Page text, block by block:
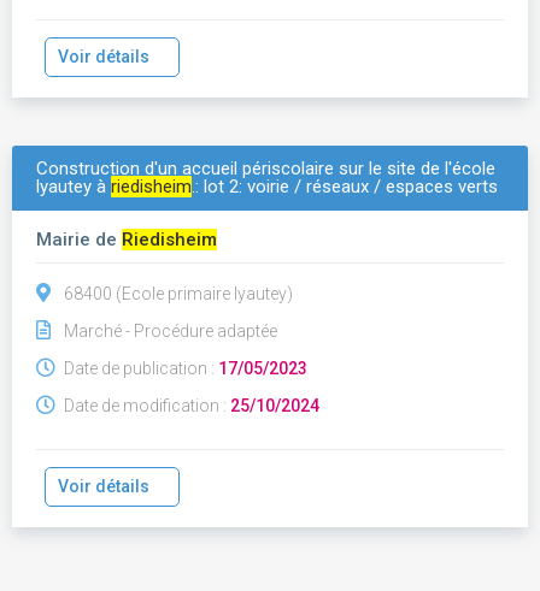
Voir détails
Construction d'un accueil périscolaire sur le site de l'école
lyautey à riedisheim.: lot 2: voirie / réseaux / espaces verts
Mairie de Riedisheim
68400 (Ecole primaire lyautey)
Marché - Procédure adaptée
Date de publication : 17/05/2023
Date de modification : 25/10/2024
Voir détails